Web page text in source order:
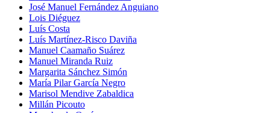
José Manuel Fernández Anguiano
Lois Diéguez
Luís Costa
Luís Martínez-Risco Daviña
Manuel Caamaño Suárez
Manuel Miranda Ruiz
Margarita Sánchez Simón
María Pilar García Negro
Marisol Mendive Zabaldica
Millán Picouto